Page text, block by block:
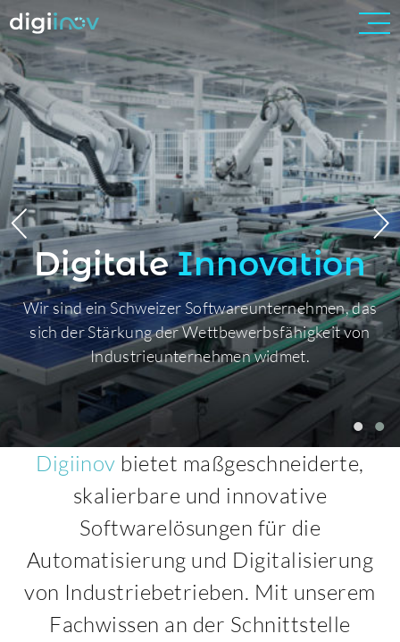
DigitaleInnovation
Wir sind ein Schweizer Softwareunternehmen, das
sich der Stärkung der Wettbewerbsfähigkeit von
Industrieunternehmen widmet.
Digiinov bietet maßgeschneiderte,
skalierbare und innovative
Softwarelösungen für die
Automatisierung und Digitalisierung
von Industriebetrieben. Mit unserem
Fachwissen an der Schnittstelle